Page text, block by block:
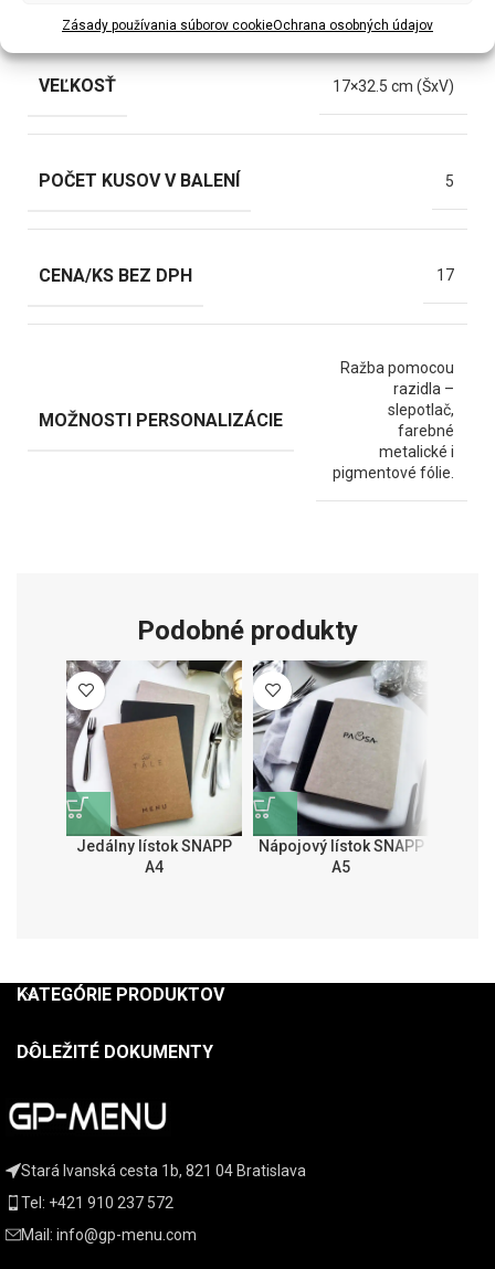
Zásady používania súborov cookieOchrana osobných údajov
VEĽKOSŤ 17×32.5 cm (ŠxV)
POČET KUSOV V BALENÍ 5
CENA/KS BEZ DPH 17
MOŽNOSTI PERSONALIZÁCIE
Ražba pomocou
razidla –
slepotlač,
farebné
metalické i
pigmentové fólie.
Podobné produkty
Jedálny lístok SNAPP
A4
Nápojový lístok SNAPP
A5
KATEGÓRIE PRODUKTOV
DÔLEŽITÉ DOKUMENTY
Stará Ivanská cesta 1b, 821 04 Bratislava
Tel: +421 910 237 572
Mail: info@gp-menu.com